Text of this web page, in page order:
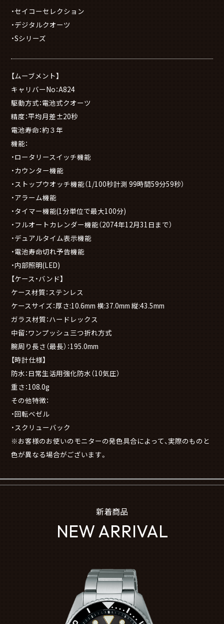
・セイコーセレクション
・デジタルクオーツ
・Sシリーズ
【ムーブメント】
キャリバーNo：A824
駆動方式：電池式クオーツ
精度：平均月差±20秒
電池寿命：約３年
機能：
・ロータリースイッチ機能
・カウンター機能
・ストップウオッチ機能（1/100秒計測 99時間59分59秒）
・アラーム機能
・タイマー機能(1分単位で最大100分)
・フルオートカレンダー機能（2074年12月31日まで）
・デュアルタイム表示機能
・電池寿命切れ予告機能
・内部照明(LED)
【ケース・バンド】
ケース材質：ステンレス
ケースサイズ：厚さ:10.6mm 横:37.0mm 縦:43.5mm
ガラス材質：ハードレックス
中留：ワンプッシュ三つ折れ方式
腕周り長さ（最長）：195.0mm
【時計仕様】
防水：日常生活用強化防水（10気圧）
重さ：108.0g
その他特徴：
・回転ベゼル
・スクリューバック
※お客様のお使いのモニターの発色具合によって、実際のものと
色が異なる場合がございます。
新着商品
NEW ARRIVAL